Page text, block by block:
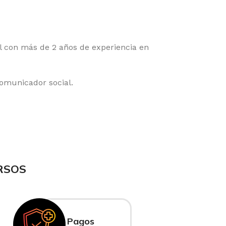
más de 2 años de experiencia en
social.
Pagos